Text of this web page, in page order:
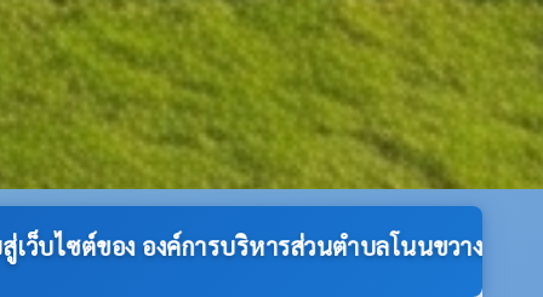
ลโนนขวาง:-